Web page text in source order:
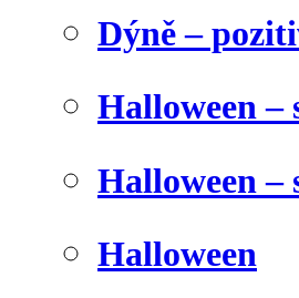
Dýně –
Halloween –
Halloween –
Halloween